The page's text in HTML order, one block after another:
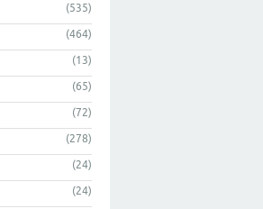
(535)
(464)
(13)
(65)
(72)
(278)
(24)
(24)